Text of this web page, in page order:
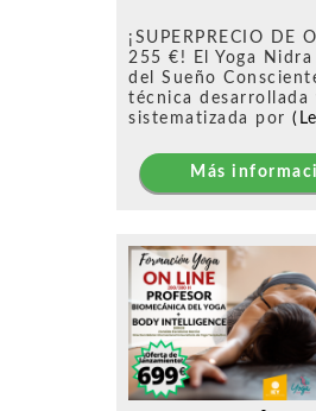
¡SUPERPRECIO DE
255 €! El Yoga Nidra
del Sueño
técnica desarrollada
sistematizada por
Más